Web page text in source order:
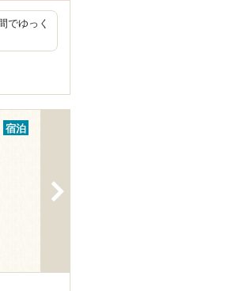
でゆっく
宿泊